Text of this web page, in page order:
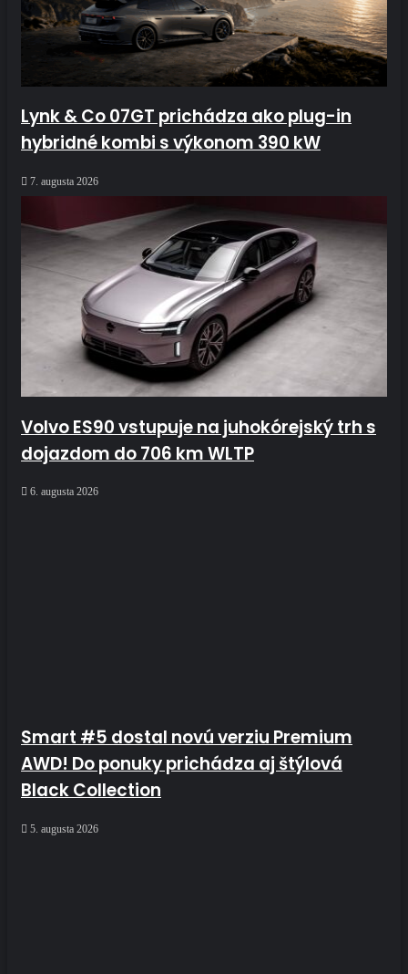
Lynk & Co 07GT prichádza ako plug-in
hybridné kombi s výkonom 390 kW
7. augusta 2026
Volvo ES90 vstupuje na juhokórejský trh s
dojazdom do 706 km WLTP
6. augusta 2026
Smart #5 dostal novú verziu Premium
AWD! Do ponuky prichádza aj štýlová
Black Collection
5. augusta 2026